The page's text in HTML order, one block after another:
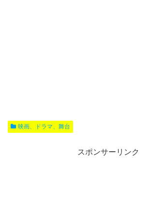
映画、ドラマ、舞台
スポンサーリンク